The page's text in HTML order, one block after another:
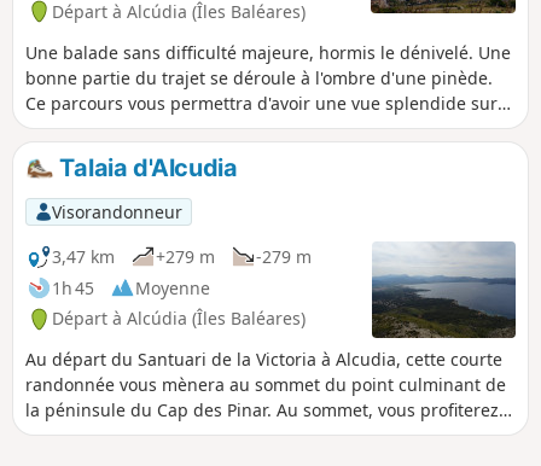
Départ à Alcúdia (Îles Baléares)
Une balade sans difficulté majeure, hormis le dénivelé. Une
bonne partie du trajet se déroule à l'ombre d'une pinède.
Ce parcours vous permettra d'avoir une vue splendide sur
la péninsule d'Alcudia à Majorque.
Talaia d'Alcudia
Visorandonneur
3,47 km
+279 m
-279 m
1h 45
Moyenne
Départ à Alcúdia (Îles Baléares)
Au départ du Santuari de la Victoria à Alcudia, cette courte
randonnée vous mènera au sommet du point culminant de
la péninsule du Cap des Pinar. Au sommet, vous profiterez
d'une vue imprenable sur la Serra de Tramuntana, la